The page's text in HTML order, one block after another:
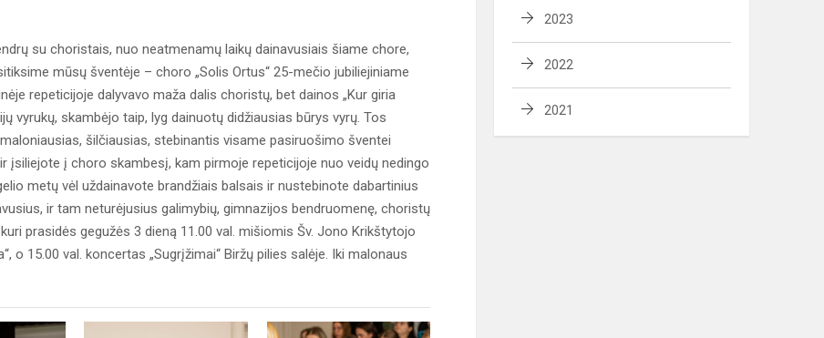
su choristais, nuo neatmenamų laikų dainavusiais šiame chore,
mūsų šventėje – choro „Solis Ortus“ 25-mečio jubiliejiniame
repeticijoje dalyvavo maža dalis choristų, bet dainos „Kur giria
vyrukų, skambėjo taip, lyg dainuotų didžiausias būrys vyrų. Tos
šilčiausias, stebinantis visame pasiruošimo šventei
įsiliejote į choro skambesį, kam pirmoje repeticijoje nuo veidų nedingo
metų vėl uždainavote brandžiais balsais ir nustebinote dabartinius
ir tam neturėjusius galimybių, gimnazijos bendruomenę, choristų
prasidės gegužės 3 dieną 11.00 val. mišiomis Šv. Jono Krikštytojo
o 15.00 val. koncertas „Sugrįžimai“ Biržų pilies salėje. Iki malonaus
2023
2022
2021